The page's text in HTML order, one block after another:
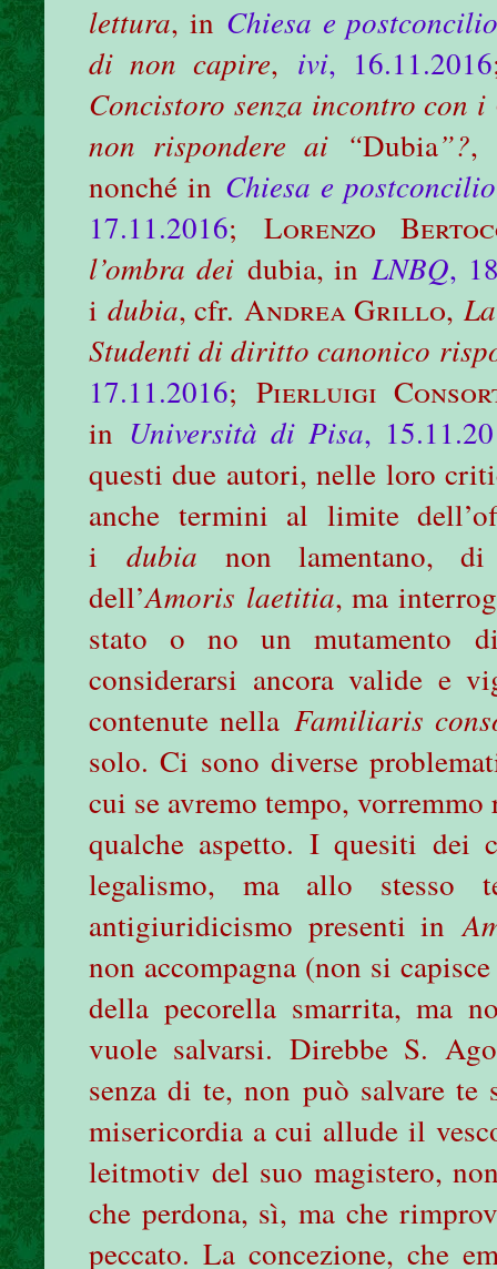
lettura, in Chiesa e
di non capire, ivi, 16.11.2016
Concistoro senza incontro con
non rispondere ai “Dubia”?,
nonché in Chiesa e postconcilio
17.11.2016; Lorenzo
l’ombra dei dubia, inLNBQ,
i dubia, cfr. Andrea Grillo,
Studenti di diritto canonico
17.11.2016; Pierluigi
in Università di Pisa,
questi due autori, nelle loro
anche termini al limite
i dubia non lamentano,
dell’Amoris laetitia, ma
stato o no un mutamento
considerarsi ancora valide e
contenute nella Familiaris
solo. Ci sono diverse
cui se avremo tempo,
qualche aspetto. I quesiti dei
legalismo, ma allo stesso
antigiuridicismo presenti in
non accompagna (non si
della pecorella smarrita, ma
vuole salvarsi. Direbbe S.
senza di te, non può salvare
misericordia a cui allude il
leitmotiv del suo magistero,
che perdona, sì, ma che
peccato. La concezione, che